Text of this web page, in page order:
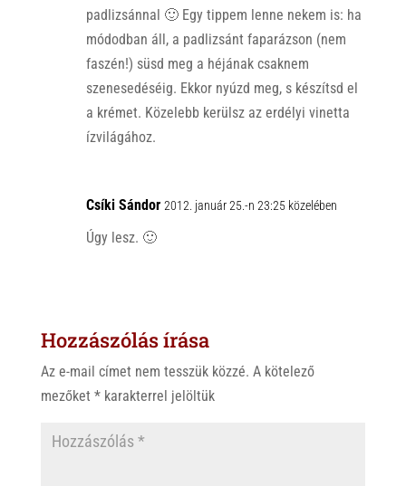
padlizsánnal 🙂 Egy tippem lenne nekem is: ha
módodban áll, a padlizsánt faparázson (nem
faszén!) süsd meg a héjának csaknem
szenesedéséig. Ekkor nyúzd meg, s készítsd el
a krémet. Közelebb kerülsz az erdélyi vinetta
ízvilágához.
Csíki Sándor 2012. január 25.-n 23:25 közelében
Úgy lesz. 🙂
Hozzászólás írása
Az e-mail címet nem tesszük közzé. A kötelező
mezőket *karakterrel jelöltük